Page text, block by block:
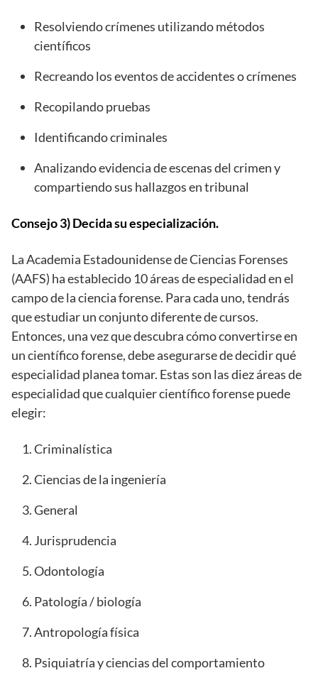
Resolviendo crímenes utilizando métodos
científicos
Recreando los eventos de accidentes o crímenes
Recopilando pruebas
Identificando criminales
Analizando evidencia de escenas del crimen y
compartiendo sus hallazgos en tribunal
Consejo 3) Decida su especialización.
La Academia Estadounidense de Ciencias Forenses
(AAFS) ha establecido 10 áreas de especialidad en el
campo de la ciencia forense. Para cada uno, tendrás
que estudiar un conjunto diferente de cursos.
Entonces, una vez que descubra cómo convertirse en
un científico forense, debe asegurarse de decidir qué
especialidad planea tomar. Estas son las diez áreas de
especialidad que cualquier científico forense puede
elegir:
Criminalística
Ciencias de la ingeniería
General
Jurisprudencia
Odontología
Patología / biología
Antropología física
Psiquiatría y ciencias del comportamiento